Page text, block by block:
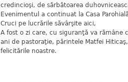
credincioşi, de sărbătoarea
Evenimentul a continuat la Casa
Cruci pe lucrările săvârşite aici,
A fost o zi care, cu siguranţă va
ani de pastoraţie, părintele Matfei
felicitările noastre.